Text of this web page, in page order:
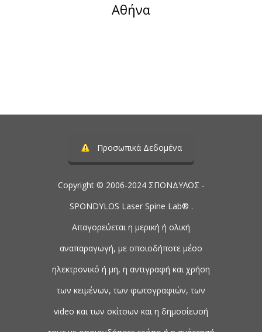
Αθήνα
Προσωπικά Δεδομένα
Copyright © 2006-2024 ΣΠΟΝΔΥΛΟΣ -
SPONDYLOS Laser Spine Lab® .
Απαγορεύεται η μερική ή ολική
αναπαραγωγή, με οποιοδήποτε μέσο
ηλεκτρονικό ή μη, η αντιγραφή και χρήση
των κειμένων, των φωτογραφιών, των
video και των σκίτσων και η δημοσίευσή